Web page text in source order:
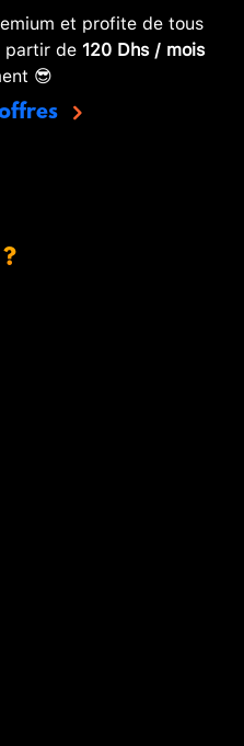
et profite de tous
partir de 120 Dhs / mois
😎